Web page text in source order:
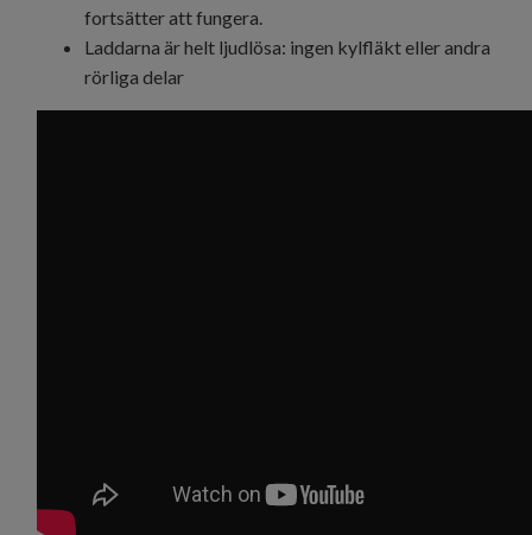
fortsätter att fungera.
Laddarna är helt ljudlösa: ingen kylfläkt eller andra
rörliga delar